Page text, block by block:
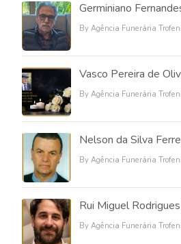
Germiniano
By Agência Funerária
Vasco Pereira de
By Agência Funerária
Nelson da Silva
By Agência Funerária
Rui Miguel
By Agência Funerária